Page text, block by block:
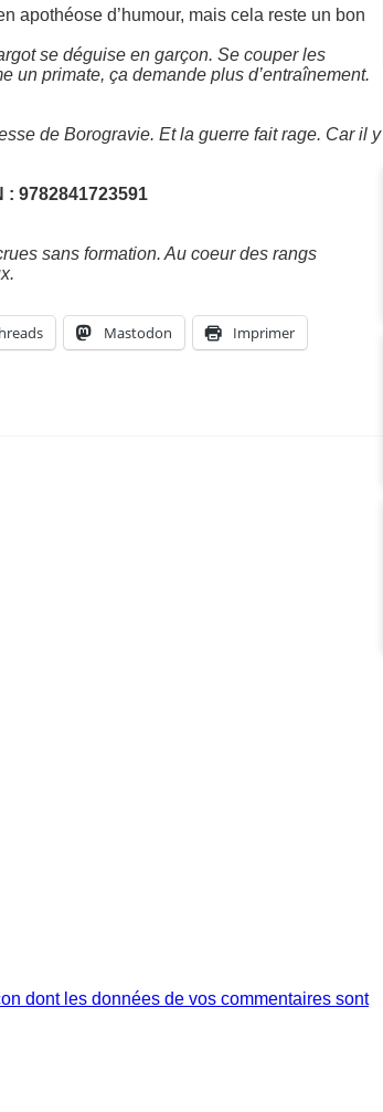
apothéose d’humour, mais cela reste un bon
se déguise en garçon. Se couper les
un primate, ça demande plus d’entraînement.
de Borogravie. Et la guerre fait rage. Car il y
: 9782841723591
sans formation. Au coeur des rangs
Mastodon Imprimer
dont les données de vos commentaires sont